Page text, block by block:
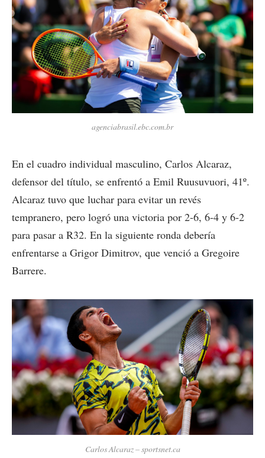
agenciabrasil.ebc.com.br
En el cuadro individual masculino, Carlos Alcaraz,
defensor del título, se enfrentó a Emil Ruusuvuori, 41º.
Alcaraz tuvo que luchar para evitar un revés
tempranero, pero logró una victoria por 2-6, 6-4 y 6-2
para pasar a R32. En la siguiente ronda debería
enfrentarse a Grigor Dimitrov, que venció a Gregoire
Barrere.
Carlos Alcaraz – sportsnet.ca